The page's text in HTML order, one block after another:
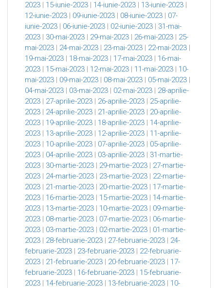
2023 | 15-iunie-2023 | 14-iunie-2023 | 13-iunie-2023 |
12-iunie-2023 | 09-iunie-2023 | 08-iunie-2023 | 07-
iunie-2023 | 06-iunie-2023 | 02-iunie-2023 | 31-mai-
2023 | 30-mai-2023 | 29-mai-2023 | 26-mai-2023 | 25-
mai-2023 | 24-mai-2023 | 23-mai-2023 | 22-mai-2023 |
19-mai-2023 | 18-mai-2023 | 17-mai-2023 | 16-mai-
2023 | 15-mai-2023 | 12-mai-2023 | 11-mai-2023 | 10-
mai-2023 | 09-mai-2023 | 08-mai-2023 | 05-mai-2023 |
04-mai-2023 | 03-mai-2023 | 02-mai-2023 | 28-aprilie-
2023 | 27-aprilie-2023 | 26-aprilie-2023 | 25-aprilie-
2023 | 24-aprilie-2023 | 21-aprilie-2023 | 20-aprilie-
2023 | 19-aprilie-2023 | 18-aprilie-2023 | 14-aprilie-
2023 | 13-aprilie-2023 | 12-aprilie-2023 | 11-aprilie-
2023 | 10-aprilie-2023 | 07-aprilie-2023 | 05-aprilie-
2023 | 04-aprilie-2023 | 03-aprilie-2023 | 31-martie-
2023 | 30-martie-2023 | 29-martie-2023 | 27-martie-
2023 | 24-martie-2023 | 23-martie-2023 | 22-martie-
2023 | 21-martie-2023 | 20-martie-2023 | 17-martie-
2023 | 16-martie-2023 | 15-martie-2023 | 14-martie-
2023 | 13-martie-2023 | 10-martie-2023 | 09-martie-
2023 | 08-martie-2023 | 07-martie-2023 | 06-martie-
2023 | 03-martie-2023 | 02-martie-2023 | 01-martie-
2023 | 28-februarie-2023 | 27-februarie-2023 | 24-
februarie-2023 | 23-februarie-2023 | 22-februarie-
2023 | 21-februarie-2023 | 20-februarie-2023 | 17-
februarie-2023 | 16-februarie-2023 | 15-februarie-
2023 | 14-februarie-2023 | 13-februarie-2023 | 10-